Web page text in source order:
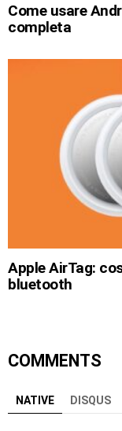
Come usare
completa
Apple AirTag:
bluetooth
COMMENTS
NATIVE DISQUS